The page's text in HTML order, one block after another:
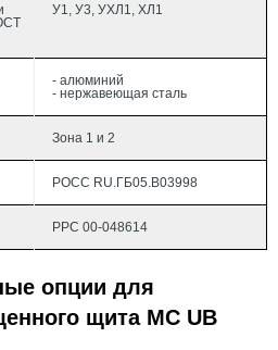
У1, У3, УХЛ1, ХЛ1
- алюминий
- нержавеющая сталь
Зона 1 и 2
РОСС RU.ГБ05.В03998
РРС 00-048614
опции для
щита MC UB